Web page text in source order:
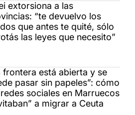
extorsiona a las
“te devuelvo los
que antes te quité, sólo
las leyes que necesito”
frontera está abierta y se
pasar sin papeles”: cómo
sociales en Marruecos
a migrar a Ceuta